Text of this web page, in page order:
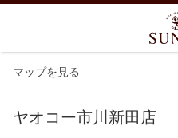
マップを見る
ヤオコー市川新田店